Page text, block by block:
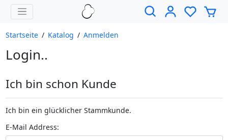
Startseite / Katalog / Anmelden
Login..
Ich bin schon Kunde
Ich bin ein glücklicher Stammkunde.
E-Mail Address: